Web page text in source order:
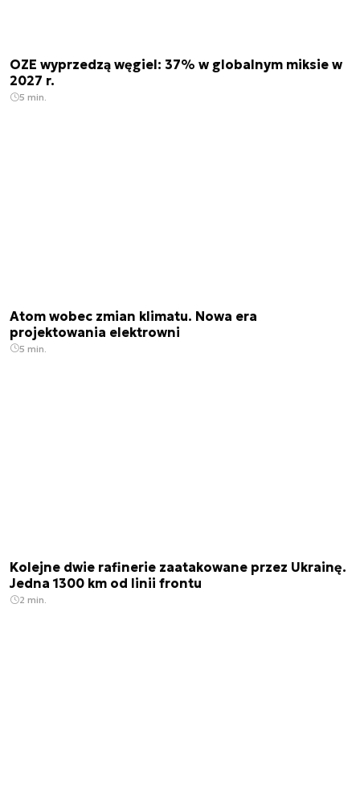
OZE wyprzedzą węgiel: 37% w globalnym miksie w
2027 r.
5 min.
Atom wobec zmian klimatu. Nowa era
projektowania elektrowni
5 min.
Kolejne dwie rafinerie zaatakowane przez Ukrainę.
Jedna 1300 km od linii frontu
2 min.